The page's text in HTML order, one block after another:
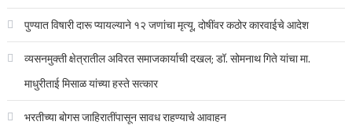
पुण्यात विषारी दारू प्यायल्याने १२ जणांचा मृत्यू, दोषींवर कठोर कारवाईचे आदेश
व्यसनमुक्ती क्षेत्रातील अविरत समाजकार्याची दखल; डॉ. सोमनाथ गिते यांचा मा.
माधुरीताई मिसाळ यांच्या हस्ते सत्कार
भरतीच्या बोगस जाहिरातींपासून सावध राहण्याचे आवाहन